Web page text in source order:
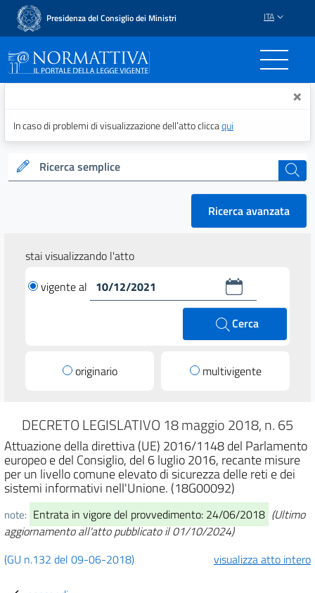
Presidenza del Consiglio dei Ministri ITA
Normattiva - Il portale ×
In caso di problemi di visualizzazione dell’atto cliccaqui
Ricerca semplice cerca
Ricerca avanzata
stai visualizzando l'atto
vigente al
Cerca
originario multivigente
DECRETO LEGISLATIVO 18 maggio 2018, n. 65
Attuazione della direttiva (UE) 2016/1148 del Parlamento
europeo e del Consiglio, del 6 luglio 2016, recante misure
per un livello comune elevato di sicurezza delle reti e dei
sistemi informativi nell'Unione. (18G00092)
note: Entrata in vigore del provvedimento: 24/06/2018 (Ultimo
aggiornamento all'atto pubblicato il 01/10/2024)
(GU n.132 del 09-06-2018)
visualizza atto intero